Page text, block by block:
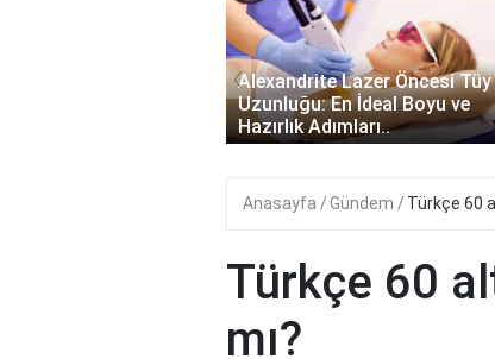
Alexandrite Lazer Öncesi Tüy
Uzunluğu: En İdeal Boyu ve
Hazırlık Adımları..
‹
Anasayfa Gündem Türkçe 60
Türkçe 60
mı?